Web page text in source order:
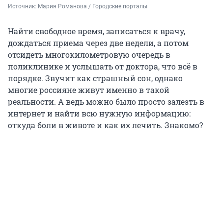
Источник: Мария Романова / Городские порталы
Найти свободное время, записаться к врачу,
дождаться приема через две недели, а потом
отсидеть многокилометровую очередь в
поликлинике и услышать от доктора, что всё в
порядке. Звучит как страшный сон, однако
многие россияне живут именно в такой
реальности. А ведь можно было просто залезть в
интернет и найти всю нужную информацию:
откуда боли в животе и как их лечить. Знакомо?